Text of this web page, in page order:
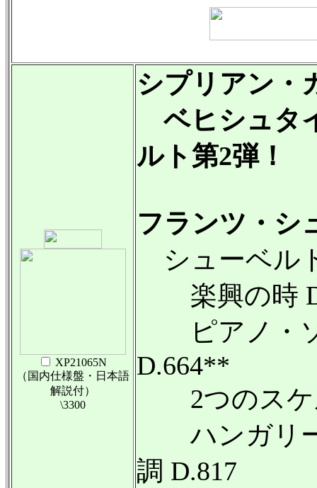
XP21065N
（国内仕様盤・日本語
解説付）
\3300
シプリアン・
ベヒシュタ
ルト第2弾！
フランツ・シ
シューベル
楽興の時
ピアノ・ソ
D.664**
2つのスケ
ハンガリー
調 D.817